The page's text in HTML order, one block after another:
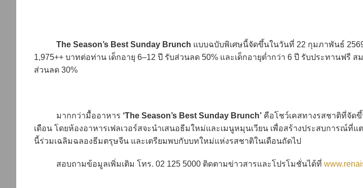
The Season’s Best Sunday Brunch แบบฉบับพิเศษนี้จัดขึ้นในวันที่ 22 กุมภาพันธ์ 2569
1,975++ บาทต่อท่าน เด็กอายุ 6–12 ปี รับส่วนลด 50% และเด็กอายุต่ำกว่า 6 ปี รับประทานฟรี ส
ส่วนลด 30%
มากกว่ามื้ออาหาร ‘The Season’s Best Sunday Brunch’ คือโชว์เคสทางรสชาติที่จัด
เดือน โดยห้องอาหารเฟลเวอร์สจะนำเสนอธีมใหม่และเมนูหมุนเวียน เพื่อสร้างประสบการณ์ที่
นี้ร่วมเฉลิมฉลองธีมตรุษจีน และเตรียมพบกับบทใหม่แห่งรสชาติในเดือนถัดไป
สอบถามข้อมูลเพิ่มเติม โทร. 02 125 5000 ติดตามข่าวสารและโปรโมชั่นได้ที่